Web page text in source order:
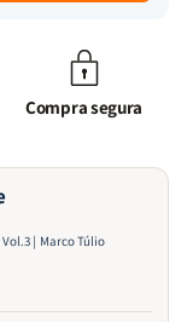
Compra segura
| Marco Túlio